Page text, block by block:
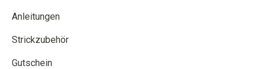
Anleitungen
Strickzubehör
Gutschein